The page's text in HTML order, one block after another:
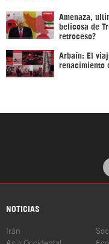
Amenaza,
belicosa de
retroceso?
Arbaín: El
renacimiento
NOTICIAS
Irán
Asia Occidental